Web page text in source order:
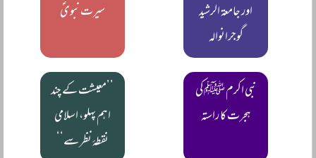
اور جامعۃ الرشید
گوجرانوالہ
سیرت نبویؐ
نبی اکرم ﷺ کی
ہجرت کا راستہ
’’معیشت کے چند
اہم پہلو، اسلامی
نقطۂ نظر سے‘‘